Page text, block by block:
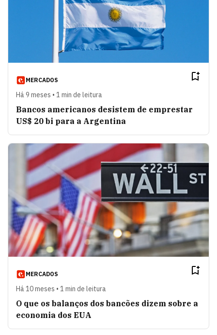
MERCADOS
Há 9 meses • 1 min de leitura
Bancos americanos desistem de emprestar
US$ 20 bi para a Argentina
MERCADOS
Há 10 meses • 1 min de leitura
O que os balanços dos bancões dizem sobre a
economia dos EUA